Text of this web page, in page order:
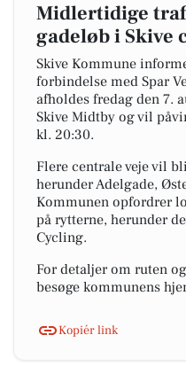
Midlertidige
gadeløb i Skive
Skive Kommune
forbindelse med Spar
afholdes fredag den 7.
Skive Midtby og vil
kl. 20:30.
Flere centrale veje vil
herunder Adelgade,
Kommunen opfordrer
på rytterne, herunder
Cycling.
For detaljer om ruten
besøge kommunens
Kopiér link